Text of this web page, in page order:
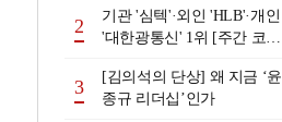
년 8월3일~8월7일]
2
기관 '심텍'·외인 'HLB'·개인
'대한광통신' 1위 [주간 코스
월7일]
3
[김의석의 단상] 왜 지금 ‘윤
종규 리더십’인가